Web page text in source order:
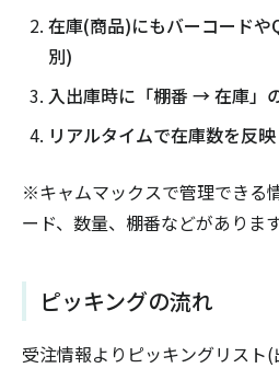
在庫(商品)にもバーコードや
別)
入出庫時に「棚番 → 在庫」
リアルタイムで在庫数を反映
※キャムマックスで管理できる
ード、数量、棚番などがあります
ピッキングの流れ
受注情報よりピッキングリスト